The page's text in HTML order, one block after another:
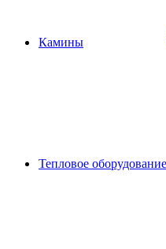
Камины
Тепловое оборудование